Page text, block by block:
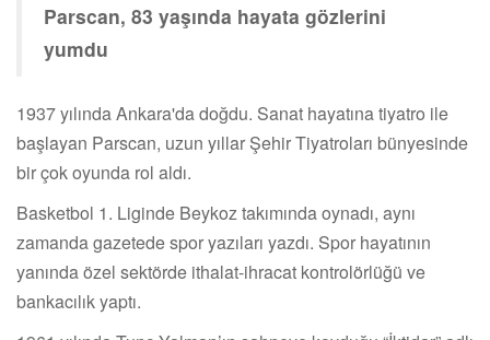
Parscan, 83 yaşında hayata gözlerini
yumdu
1937 yılında Ankara'da doğdu. Sanat hayatına tiyatro ile
başlayan Parscan, uzun yıllar Şehir Tiyatroları bünyesinde
bir çok oyunda rol aldı.
Basketbol 1. Liginde Beykoz takımında oynadı, aynı
zamanda gazetede spor yazıları yazdı. Spor hayatının
yanında özel sektörde ithalat-ihracat kontrolörlüğü ve
bankacılık yaptı.